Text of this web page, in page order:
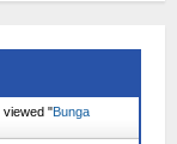
viewed "Bunga